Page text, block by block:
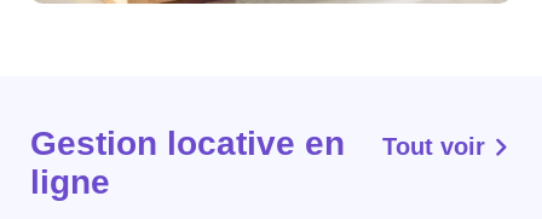
Gestion locative en
ligne
Tout voir